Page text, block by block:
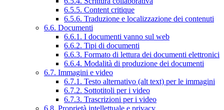
6.5.5. Content critique
6.5.6. Traduzione e localizzazione dei contenuti
6.6. Documenti
6.6.1. I documenti vanno sul web
6.6.2. Tipi di documenti
6.6.3. Formato di lettura dei documenti elettronici
6.6.4. Modalità di produzione dei documenti
6.7. Immagini e video
6.7.1. Testo alternativo (alt text) per le immagini
6.7.2. Sottotitoli per i video
6.7.3. Trascrizioni per i video
6.8. Proprietà intellettuale e privacy